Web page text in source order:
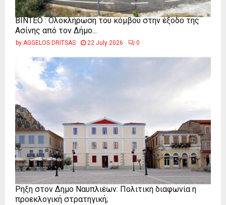
ΒΙΝΤΕΟ : Ολοκλήρωση του κόμβου στην έξοδο της
Ασίνης από τον Δήμο...
by AGGELOS DRITSAS 22 July 2026 0
Ρήξη στον Δήμο Ναυπλιέων: Πολιτική διαφωνία ή
προεκλογική στρατηγική;